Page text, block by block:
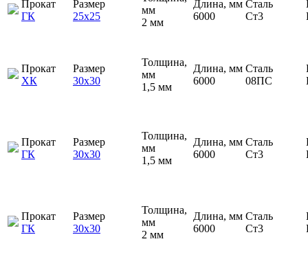
Прокат
ГК
Размер
25х25
мм
2 мм
Длина, мм
6000
Сталь
Ст3
Прокат
ХК
Размер
30х30
Толщина,
мм
1,5 мм
Длина, мм
6000
Сталь
08ПС
Прокат
ГК
Размер
30х30
Толщина,
мм
1,5 мм
Длина, мм
6000
Сталь
Ст3
Прокат
ГК
Размер
30х30
Толщина,
мм
2 мм
Длина, мм
6000
Сталь
Ст3